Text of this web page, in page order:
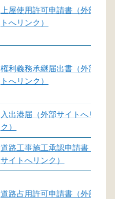
上屋使用許可申請書（外部サイ
トへリンク）
権利義務承継届出書（外部サイ
トへリンク）
入出港届（外部サイトへリン
ク）
道路工事施工承認申請書（外部
サイトへリンク）
道路占用許可申請書（外部サイ